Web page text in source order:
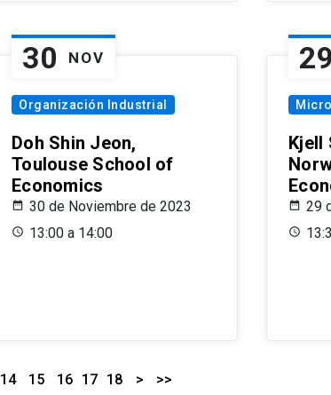
30 NOV
Organización Industrial
Doh Shin Jeon,
Toulouse School of
Economics
30 de Noviembre de 2023
13:00 a 14:00
29
Kjell
29
14 15 16 17 18 > >>